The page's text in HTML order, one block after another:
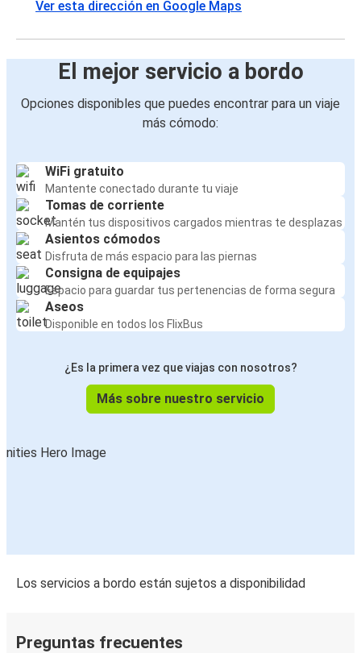
Ver esta dirección en Google Maps
El mejor servicio a bordo
Opciones disponibles que puedes encontrar para un viaje
más cómodo:
WiFi gratuito
Mantente conectado durante tu viaje
Tomas de corriente
Mantén tus dispositivos cargados mientras te desplazas
Asientos cómodos
Disfruta de más espacio para las piernas
Consigna de equipajes
Espacio para guardar tus pertenencias de forma segura
Aseos
Disponible en todos los FlixBus
¿Es la primera vez que viajas con nosotros?
Más sobre nuestro servicio
Los servicios a bordo están sujetos a disponibilidad
Preguntas frecuentes